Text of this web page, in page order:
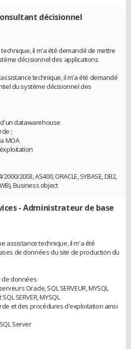
décisionnel
il m'a été demandé de mettre
décisionnel des applications
technique, il m'a été demandé
du système décisionnel des
datawarehouse
;
MOA
2003, AS400, ORACLE, SYBASE, DB2,
Business object
- Administrateur de base
assistance technique, il m'a été
de données du site de production du
de données
Oracle, SQL SERVEUR, MYSQL
SERVER, MYSQL
et des procédures d'exploitation ainsi
Server